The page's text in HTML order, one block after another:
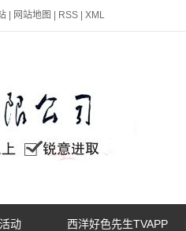
网站地图 RSS XML
动 西洋好色先生TVAPP